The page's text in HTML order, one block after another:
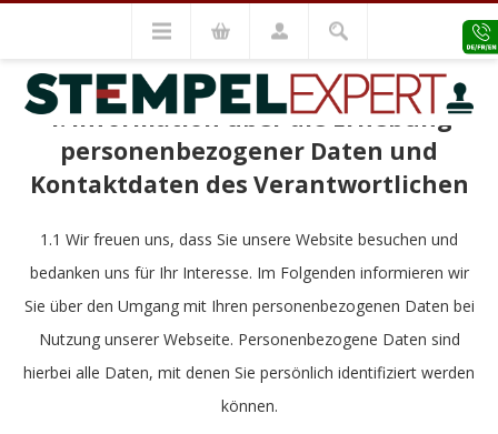
DATENSCHUTZERKLÄRUNG
1. Information über die Erhebung
personenbezogener Daten und
Kontaktdaten des Verantwortlichen
1.1 Wir freuen uns, dass Sie unsere Website besuchen und
bedanken uns für Ihr Interesse. Im Folgenden informieren wir
Sie über den Umgang mit Ihren personenbezogenen Daten bei
Nutzung unserer Webseite. Personenbezogene Daten sind
hierbei alle Daten, mit denen Sie persönlich identifiziert werden
können.